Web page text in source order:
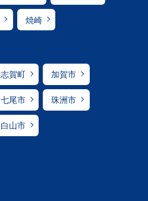
焼崎
志賀町 加賀市
七尾市 珠洲市
白山市